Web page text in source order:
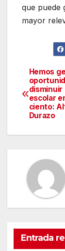
que puede
mayor
de
Hemos
disminuir
escolar
ciento:
Durazo
Entrada